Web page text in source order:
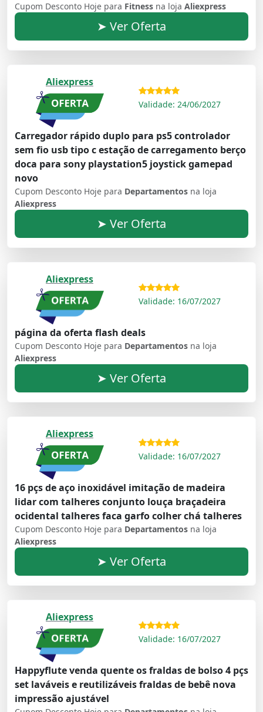
Cupom Desconto Hoje para Fitness na loja Aliexpress
➤ Ver Oferta
Aliexpress
Validade: 24/06/2027
Carregador rápido duplo para ps5 controlador
sem fio usb tipo c estação de carregamento berço
doca para sony playstation5 joystick gamepad
novo
Cupom Desconto Hoje para Departamentos na loja
Aliexpress
➤ Ver Oferta
Aliexpress
Validade: 16/07/2027
página da oferta flash deals
Cupom Desconto Hoje para Departamentos na loja
Aliexpress
➤ Ver Oferta
Aliexpress
Validade: 16/07/2027
16 pçs de aço inoxidável imitação de madeira
lidar com talheres conjunto louça braçadeira
ocidental talheres faca garfo colher chá talheres
Cupom Desconto Hoje para Departamentos na loja
Aliexpress
➤ Ver Oferta
Aliexpress
Validade: 16/07/2027
Happyflute venda quente os fraldas de bolso 4 pçs
set laváveis e reutilizáveis fraldas de bebê nova
impressão ajustável